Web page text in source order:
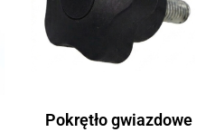
Pokrętło gwiazdowe